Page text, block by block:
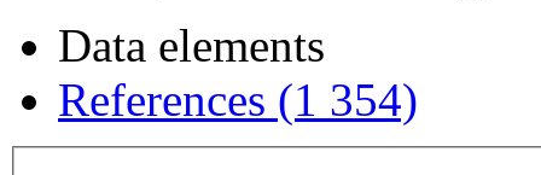
Data elements
References (1 354)